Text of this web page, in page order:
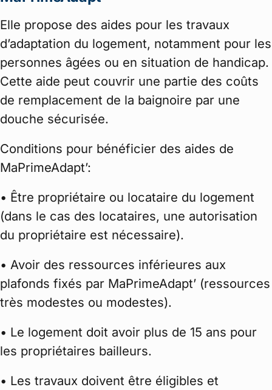
Elle propose des aides pour les travaux
d’adaptation du logement, notamment pour les
personnes âgées ou en situation de handicap.
Cette aide peut couvrir une partie des coûts
de remplacement de la baignoire par une
douche sécurisée.
Conditions pour bénéficier des aides de
MaPrimeAdapt’:
• Être propriétaire ou locataire du logement
(dans le cas des locataires, une autorisation
du propriétaire est nécessaire).
• Avoir des ressources inférieures aux
plafonds fixés par MaPrimeAdapt’ (ressources
très modestes ou modestes).
• Le logement doit avoir plus de 15 ans pour
les propriétaires bailleurs.
• Les travaux doivent être éligibles et